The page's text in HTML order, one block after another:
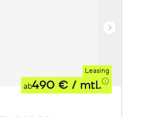
Leasing
ab490 € / mtl.